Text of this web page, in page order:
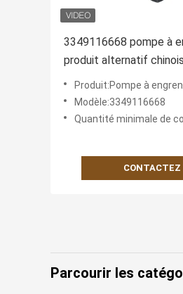
3349116668 pompe à
produit alternatif
Produit:Pompe à
Modèle:3349116668
Quantité minimale de
CONTACTEZ
Parcourir les